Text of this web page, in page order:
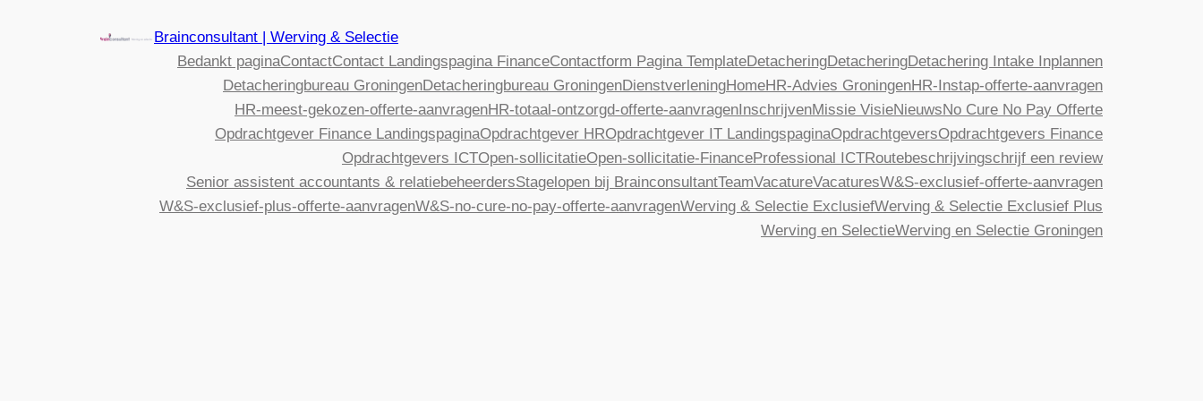
Brainconsultant | Werving & Selectie
Bedankt paginaContactContact Landingspagina FinanceContactform Pagina TemplateDetacheringDetacheringDetachering Intake Inplannen
Detacheringbureau GroningenDetacheringbureau GroningenDienstverleningHomeHR-Advies GroningenHR-Instap-offerte-aanvragen
HR-meest-gekozen-offerte-aanvragenHR-totaal-ontzorgd-offerte-aanvragenInschrijvenMissie VisieNieuwsNo Cure No Pay Offerte
Opdrachtgever Finance LandingspaginaOpdrachtgever HROpdrachtgever IT LandingspaginaOpdrachtgeversOpdrachtgevers Finance
Opdrachtgevers ICTOpen-sollicitatieOpen-sollicitatie-FinanceProfessional ICTRoutebeschrijvingschrijf een review
Senior assistent accountants & relatiebeheerdersStagelopen bij BrainconsultantTeamVacatureVacaturesW&S-exclusief-offerte-aanvragen
W&S-exclusief-plus-offerte-aanvragenW&S-no-cure-no-pay-offerte-aanvragenWerving & Selectie ExclusiefWerving & Selectie Exclusief Plus
Werving en SelectieWerving en Selectie Groningen